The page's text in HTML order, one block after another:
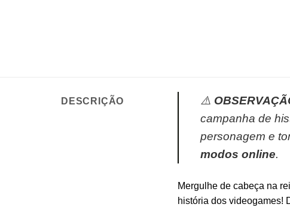
DESCRIÇÃO ⚠️
campanha de
personagem e
modos online.
Mergulhe de cabeça na
história dos videogames!